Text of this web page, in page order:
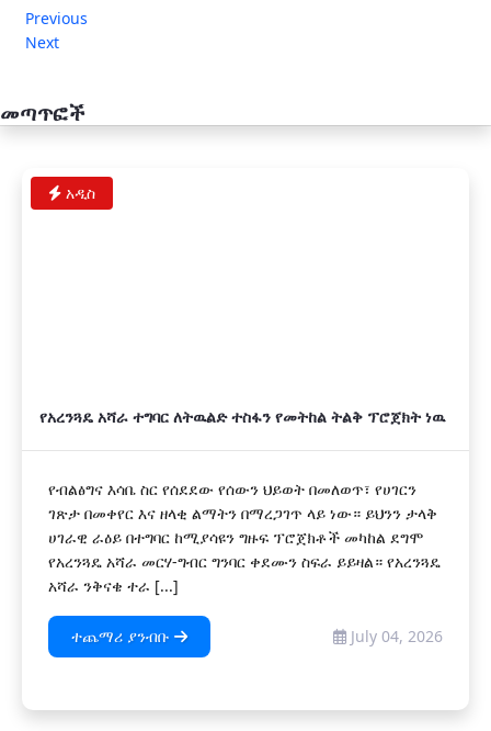
Previous
Next
መጣጥፎች
አዲስ
የአረንጓዴ አሻራ ተግባር ለትዉልድ ተስፋን የመትከል ትልቅ ፕሮጀክት ነዉ
የብልፅግና እሳቤ ስር የሰደደው የሰውን ህይወት በመለወጥ፣ የሀገርን
ገጽታ በመቀየር እና ዘላቂ ልማትን በማረጋገጥ ላይ ነው። ይህንን ታላቅ
ሀገራዊ ራዕይ በተግባር ከሚያሳዩን ግዙፍ ፕሮጀክቶች መካከል ደግሞ
የአረንጓዴ አሻራ መርሃ-ግብር ግንባር ቀደሙን ስፍራ ይይዛል። የአረንጓዴ
አሻራ ንቅናቄ ተራ [...]
ተጨማሪ ያንብቡ July 04, 2026